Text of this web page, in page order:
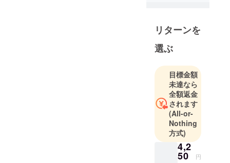
ングでの商
目指して、
ターとのコ
ラボ企画や
自社オリジ
ナルのアイ
テム企画を
行ってま
す。
リターンを
選ぶ
目標金額
未達なら
全額返金
されます
(All-or-
Nothing
方式)
4,2
50 円